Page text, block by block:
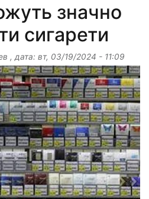
значно
сигарети
, дата: вт, 03/19/2024 - 11:09